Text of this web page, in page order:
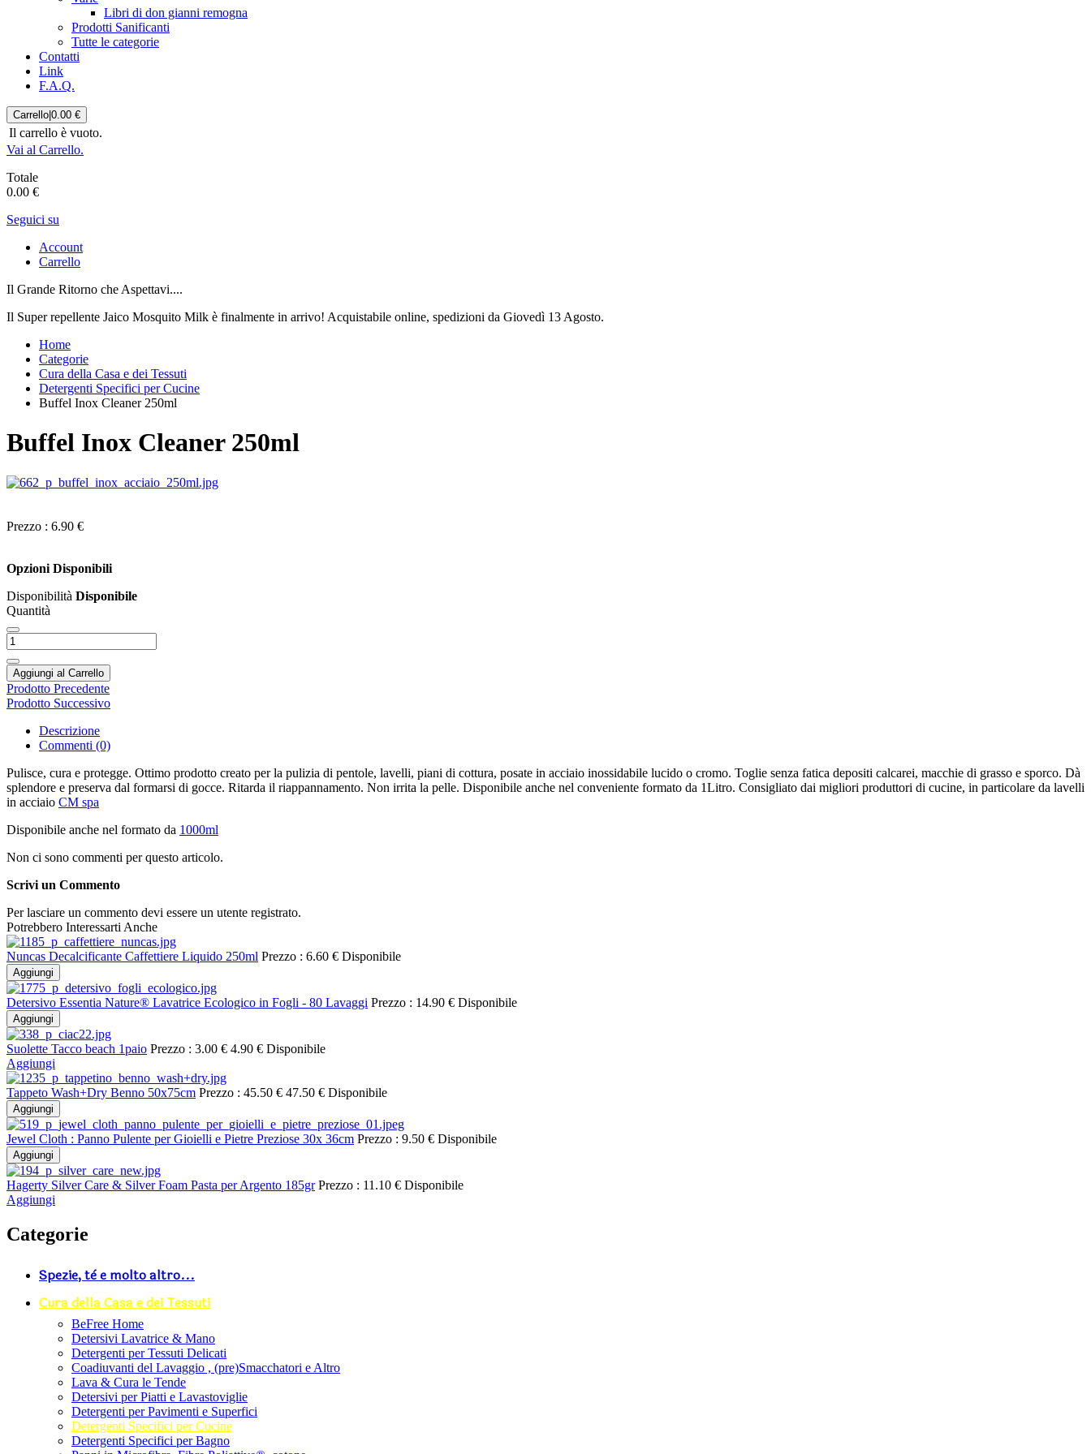
Libri di don gianni remogna
Prodotti Sanificanti
Tutte le categorie
Contatti
Link
F.A.Q.
Carrello 0.00 €
Il carrello è vuoto.
Vai al Carrello.
Totale
0.00 €
Seguici su
Account
Carrello
Il Grande Ritorno che Aspettavi....
Il Super repellente Jaico Mosquito Milk è finalmente in arrivo! Acquistabile online, spedizioni da Giovedì 13 Agosto.
Home
Categorie
Cura della Casa e dei Tessuti
Detergenti Specifici per Cucine
Buffel Inox Cleaner 250ml
Buffel Inox Cleaner 250ml
Prezzo : 6.90 €
Opzioni Disponibili
Disponibilità Disponibile
Quantità
Aggiungi al Carrello
Prodotto Precedente
Prodotto Successivo
Descrizione
Commenti (0)
Pulisce, cura e protegge. Ottimo prodotto creato per la pulizia di pentole, lavelli, piani di cottura, posate in acciaio inossidabile lucido o cromo. Toglie senza fatica depositi calcarei, macchie di grasso e sporco. Dà
splendore e preserva dal formarsi di gocce. Ritarda il riappannamento. Non irrita la pelle. Disponibile anche nel conveniente formato da 1Litro. Consigliato dai migliori produttori di cucine, in particolare da lavelli
in acciaio CM spa
Disponibile anche nel formato da 1000ml
Non ci sono commenti per questo articolo.
Scrivi un Commento
Per lasciare un commento devi essere un utente registrato.
Potrebbero Interessarti Anche
Nuncas Decalcificante Caffettiere Liquido 250ml Prezzo : 6.60 € Disponibile
Aggiungi
Detersivo Essentia Nature® Lavatrice Ecologico in Fogli - 80 Lavaggi Prezzo : 14.90 € Disponibile
Aggiungi
Suolette Tacco beach 1paio Prezzo : 3.00 € 4.90 € Disponibile
Aggiungi
Tappeto Wash+Dry Benno 50x75cm Prezzo : 45.50 € 47.50 € Disponibile
Aggiungi
Jewel Cloth : Panno Pulente per Gioielli e Pietre Preziose 30x 36cm Prezzo : 9.50 € Disponibile
Aggiungi
Hagerty Silver Care & Silver Foam Pasta per Argento 185gr Prezzo : 11.10 € Disponibile
Aggiungi
Categorie
Spezie, tè e molto altro...
Cura della Casa e dei Tessuti
BeFree Home
Detersivi Lavatrice & Mano
Detergenti per Tessuti Delicati
Coadiuvanti del Lavaggio , (pre)Smacchatori e Altro
Lava & Cura le Tende
Detersivi per Piatti e Lavastoviglie
Detergenti per Pavimenti e Superfici
Detergenti Specifici per Cucine
Detergenti Specifici per Bagno